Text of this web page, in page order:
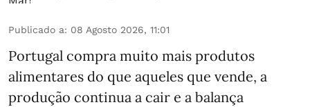
Publicado a: 08 Agosto 2026, 11:01
Portugal compra muito mais produtos
alimentares do que aqueles que vende, a
produção continua a cair e a balança